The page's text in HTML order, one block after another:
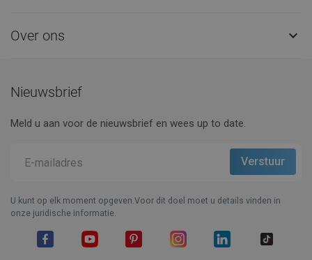
Over ons 
Nieuwsbrief
Meld u aan voor de nieuwsbrief en wees up to date.
U kunt op elk moment opgeven.Voor dit doel moet u details vinden in
onze juridische informatie.